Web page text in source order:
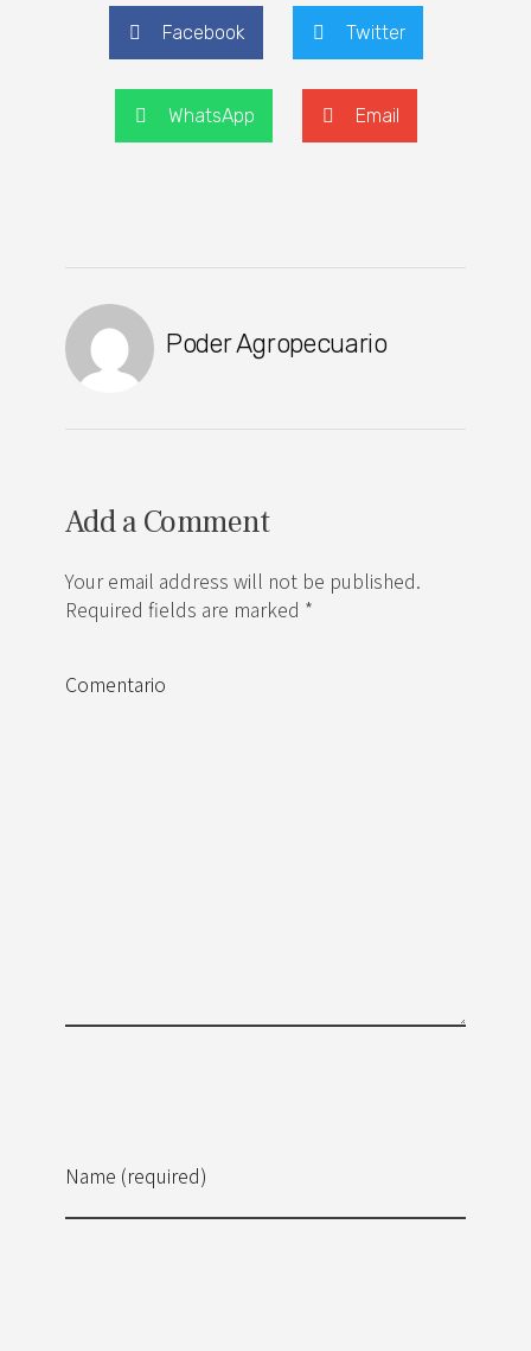
Facebook Twitter
WhatsApp Email
Poder Agropecuario
Add a Comment
Your email address will not be published.
Required fields are marked *
Name (required)
Comentario